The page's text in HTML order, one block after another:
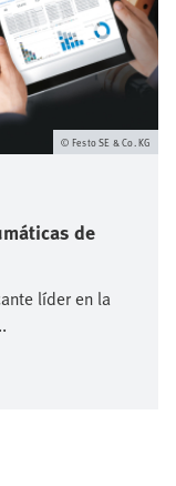
de
líder en la
Festo SE & Co. KG